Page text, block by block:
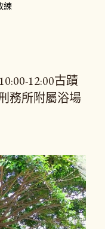
練
12:00古蹟
務所附屬浴場